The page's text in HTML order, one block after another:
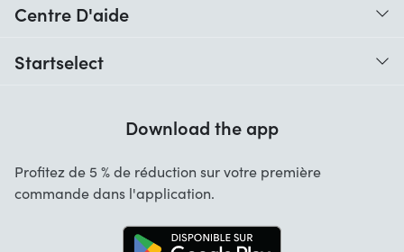
Centre D'aide
Contact
Startselect
Emplois
Download the app
Profitez de 5 % de réduction sur votre première
commande dans l'application.